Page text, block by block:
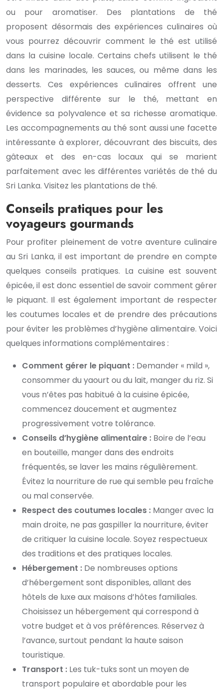
ou pour aromatiser. Des plantations de thé
proposent désormais des expériences culinaires où
vous pourrez découvrir comment le thé est utilisé
dans la cuisine locale. Certains chefs utilisent le thé
dans les marinades, les sauces, ou même dans les
desserts. Ces expériences culinaires offrent une
perspective différente sur le thé, mettant en
évidence sa polyvalence et sa richesse aromatique.
Les accompagnements au thé sont aussi une facette
intéressante à explorer, découvrant des biscuits, des
gâteaux et des en-cas locaux qui se marient
parfaitement avec les différentes variétés de thé du
Sri Lanka. Visitez les plantations de thé.
Conseils pratiques pour les
voyageurs gourmands
Pour profiter pleinement de votre aventure culinaire
au Sri Lanka, il est important de prendre en compte
quelques conseils pratiques. La cuisine est souvent
épicée, il est donc essentiel de savoir comment gérer
le piquant. Il est également important de respecter
les coutumes locales et de prendre des précautions
pour éviter les problèmes d’hygiène alimentaire. Voici
quelques informations complémentaires :
Comment gérer le piquant : Demander « mild »,
consommer du yaourt ou du lait, manger du riz. Si
vous n’êtes pas habitué à la cuisine épicée,
commencez doucement et augmentez
progressivement votre tolérance.
Conseils d’hygiène alimentaire : Boire de l’eau
en bouteille, manger dans des endroits
fréquentés, se laver les mains régulièrement.
Évitez la nourriture de rue qui semble peu fraîche
ou mal conservée.
Respect des coutumes locales : Manger avec la
main droite, ne pas gaspiller la nourriture, éviter
de critiquer la cuisine locale. Soyez respectueux
des traditions et des pratiques locales.
Hébergement : De nombreuses options
d’hébergement sont disponibles, allant des
hôtels de luxe aux maisons d’hôtes familiales.
Choisissez un hébergement qui correspond à
votre budget et à vos préférences. Réservez à
l’avance, surtout pendant la haute saison
touristique.
Transport : Les tuk-tuks sont un moyen de
transport populaire et abordable pour les